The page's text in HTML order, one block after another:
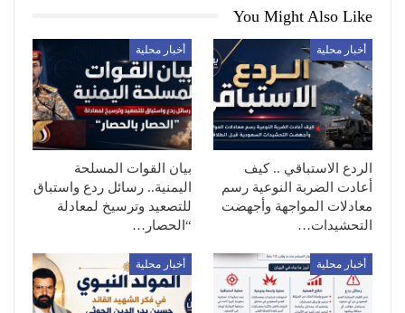
You Might Also Like
أخبار محلية
الردع الاستباقي .. كيف
أعادت الضربة النوعية رسم
معادلات المواجهة وأجهضت
التحشيدات…
أخبار محلية
بيان القوات المسلحة
اليمنية.. رسائل ردع واستباق
للتصعيد وترسيخ لمعادلة
“الحصار…
أخبار محلية أخبار محلية